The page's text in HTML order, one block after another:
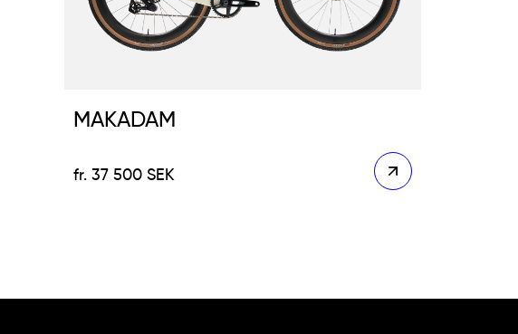
MAKADAM
37 500SEK